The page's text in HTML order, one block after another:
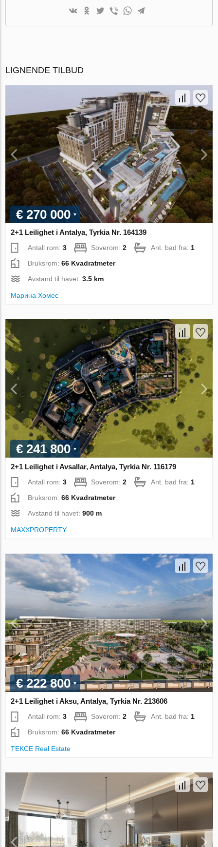
LIGNENDE TILBUD
€ 270 000
2+1 Leilighet i Antalya, Tyrkia Nr. 164139
Antall rom:3 Soverom:2 Ant. bad fra:1
Bruksrom:66 Kvadratmeter
Avstand til havet:3.5 km
Марина Хомес
€ 241 800
2+1 Leilighet i Avsallar, Antalya, Tyrkia Nr. 116179
Antall rom:3 Soverom:2 Ant. bad fra: 1
Bruksrom:66 Kvadratmeter
Avstand til havet:900 m
MAXXPROPERTY
€ 222 800
2+1 Leilighet i Aksu, Antalya, Tyrkia Nr. 213606
Antall rom:3 Soverom:2 Ant. bad fra: 1
Bruksrom:66 Kvadratmeter
TEKCE Real Estate